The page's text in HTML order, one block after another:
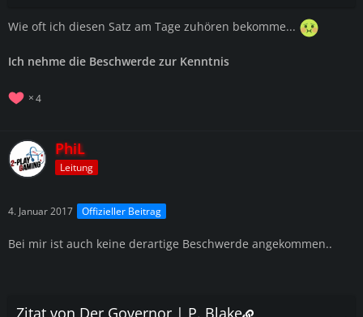
Wie oft ich diesen Satz am Tage zuhören bekomme...
Ich nehme die Beschwerde zur Kenntnis
4
PhiL
Leitung
4. Januar 2017 Offizieller Beitrag
Bei mir ist auch keine derartige Beschwerde angekommen..
Zitat von Der Governor | P. Blake